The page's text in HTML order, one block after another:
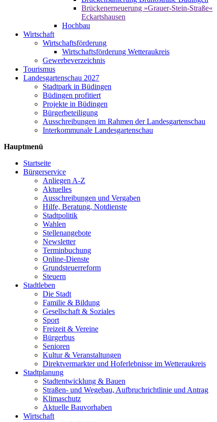
Brückenerneuerung »Grauer-Stein-Straße«
Eckartshausen
Hochbau
Wirtschaft
Wirtschaftsförderung
Wirtschaftsförderung Wetteraukreis
Gewerbeverzeichnis
Tourismus
Landesgartenschau 2027
Stadtpark in Büdingen
Büdingen profitiert
Projekte in Büdingen
Bürgerbeteiligung
Ausschreibungen im Rahmen der Landesgartenschau
Interkommunale Landesgartenschau
Hauptmenü
Startseite
Bürgerservice
Anliegen A-Z
Aktuelles
Ausschreibungen und Vergaben
Hilfe, Beratung, Notdienste
Stadtpolitik
Wahlen
Stellenangebote
Newsletter
Terminbuchung
Online-Dienste
Grundsteuerreform
Steuern
Stadtleben
Die Stadt
Familie & Bildung
Gesellschaft & Soziales
Sport
Freizeit & Vereine
Bürgerbus
Senioren
Kultur & Veranstaltungen
Direktvermarkter und Hoferlebnisse im Wetteraukreis
Stadtplanung
Stadtentwicklung & Bauen
Straßen- und Wegebau, Aufbruchrichtlinie und Antrag
Klimaschutz
Aktuelle Bauvorhaben
Wirtschaft